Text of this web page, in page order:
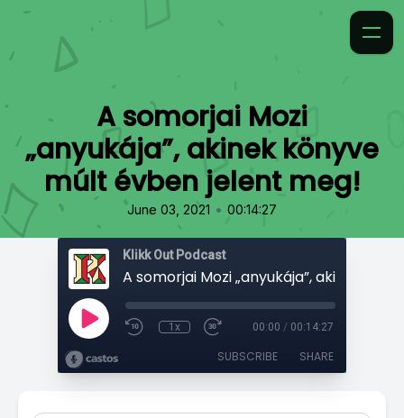
A somorjai Mozi
„anyukája”, akinek könyve
múlt évben jelent meg!
June 03, 2021 • 00:14:27
Klikk Out Podcast
1x 00:00 / 00:14:27
SUBSCRIBE SHARE